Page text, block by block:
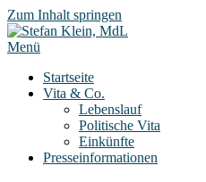
Zum Inhalt springen
Menü
Startseite
Vita & Co.
Lebenslauf
Politische Vita
Einkünfte
Presseinformationen